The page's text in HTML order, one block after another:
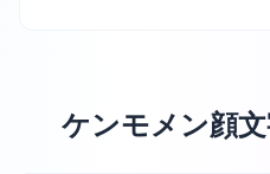
ケンモメン顔